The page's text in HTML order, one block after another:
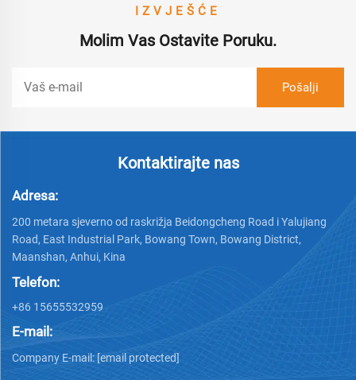
IZVJEŠĆE
Molim Vas Ostavite Poruku.
Kontaktirajte nas
Adresa:
200 metara sjeverno od raskrižja Beidongcheng Road i Yalujiang
Road, East Industrial Park, Bowang Town, Bowang District,
Maanshan, Anhui, Kina
Telefon:
+86 15655532959
E-mail:
Company E-mail: [email protected]